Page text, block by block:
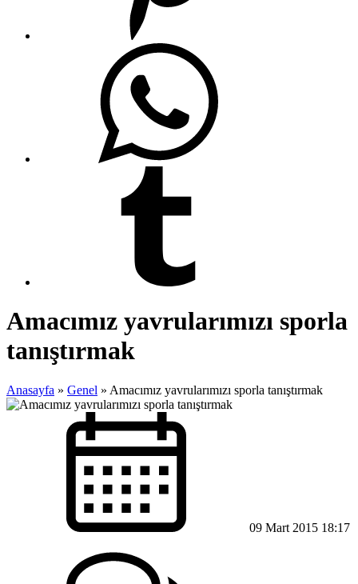
Amacımız yavrularımızı sporla
tanıştırmak
Anasayfa » Genel » Amacımız yavrularımızı sporla tanıştırmak
09 Mart 2015 18:17